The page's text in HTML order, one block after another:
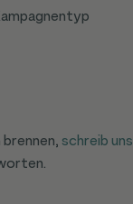
schreib uns